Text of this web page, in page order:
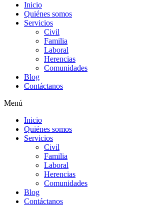
Inicio
Quiénes somos
Servicios
Civil
Familia
Laboral
Herencias
Comunidades
Blog
Contáctanos
Menú
Inicio
Quiénes somos
Servicios
Civil
Familia
Laboral
Herencias
Comunidades
Blog
Contáctanos